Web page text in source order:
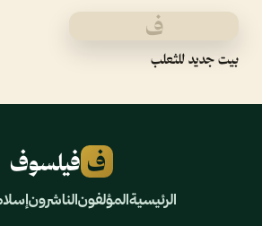
ف
بيت جديد للثعلب
ف فيلسوف
الرئيسيةالمؤلفونالناشرون